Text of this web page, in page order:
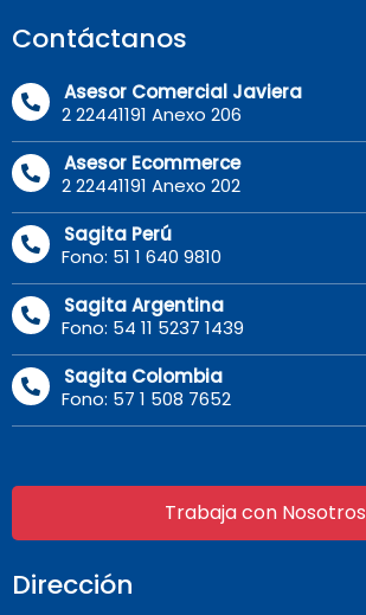
Contáctanos
Asesor Comercial Javiera
2 22441191 Anexo 206
Asesor Ecommerce
2 22441191 Anexo 202
Sagita Perú
Fono: 51 1 640 9810
Sagita Argentina
Fono: 54 11 5237 1439
Sagita Colombia
Fono: 57 1 508 7652
Trabaja con Nosotros
Dirección